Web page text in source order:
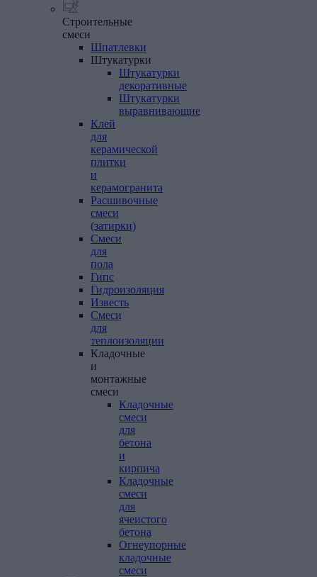
Строительные
смеси
Шпатлевки
Штукатурки
Штукатурки
декоративные
Штукатурки
выравнивающие
Клей
для
керамической
плитки
и
керамогранита
Расшивочные
смеси
(затирки)
Смеси
для
пола
Гипс
Гидроизоляция
Известь
Смеси
для
теплоизоляции
Кладочные
и
монтажные
смеси
Кладочные
смеси
для
бетона
и
кирпича
Кладочные
смеси
для
ячеистого
бетона
Огнеупорные
кладочные
смеси